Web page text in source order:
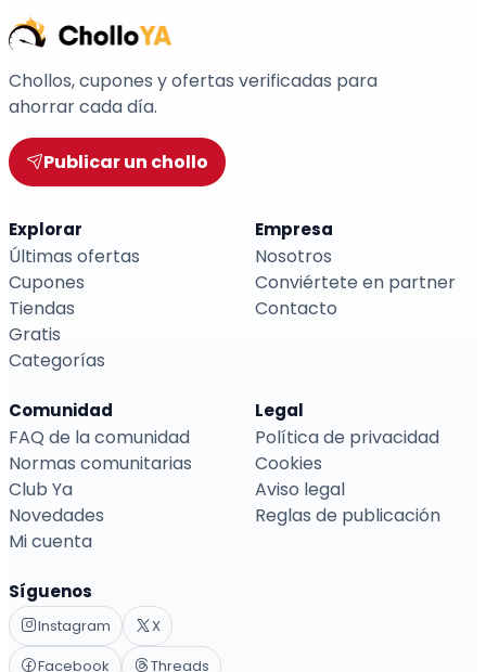
Chollos, cupones y ofertas verificadas para
ahorrar cada día.
Publicar un chollo
Explorar
Últimas ofertas
Cupones
Tiendas
Gratis
Categorías
Empresa
Nosotros
Conviértete en partner
Contacto
Comunidad
FAQ de la comunidad
Normas comunitarias
Club Ya
Novedades
Mi cuenta
Legal
Política de privacidad
Cookies
Aviso legal
Reglas de publicación
Síguenos
Instagram
X
Facebook
Threads